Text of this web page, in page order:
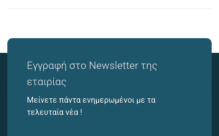
Εγγραφή στο Newsletter της
εταιρίας
Μείνετε πάντα ενημερωμένοι με τα
τελευταία νέα !